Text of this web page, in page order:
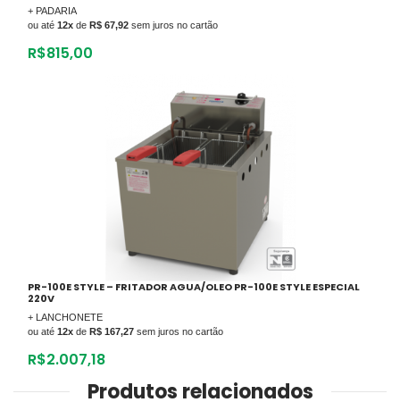
+ PADARIA
ou até 12x de R$ 67,92 sem juros no cartão
R$815,00
PR-100E STYLE – FRITADOR AGUA/OLEO PR-100E STYLE ESPECIAL
220V
+ LANCHONETE
ou até 12x de R$ 167,27 sem juros no cartão
R$2.007,18
Produtos relacionados